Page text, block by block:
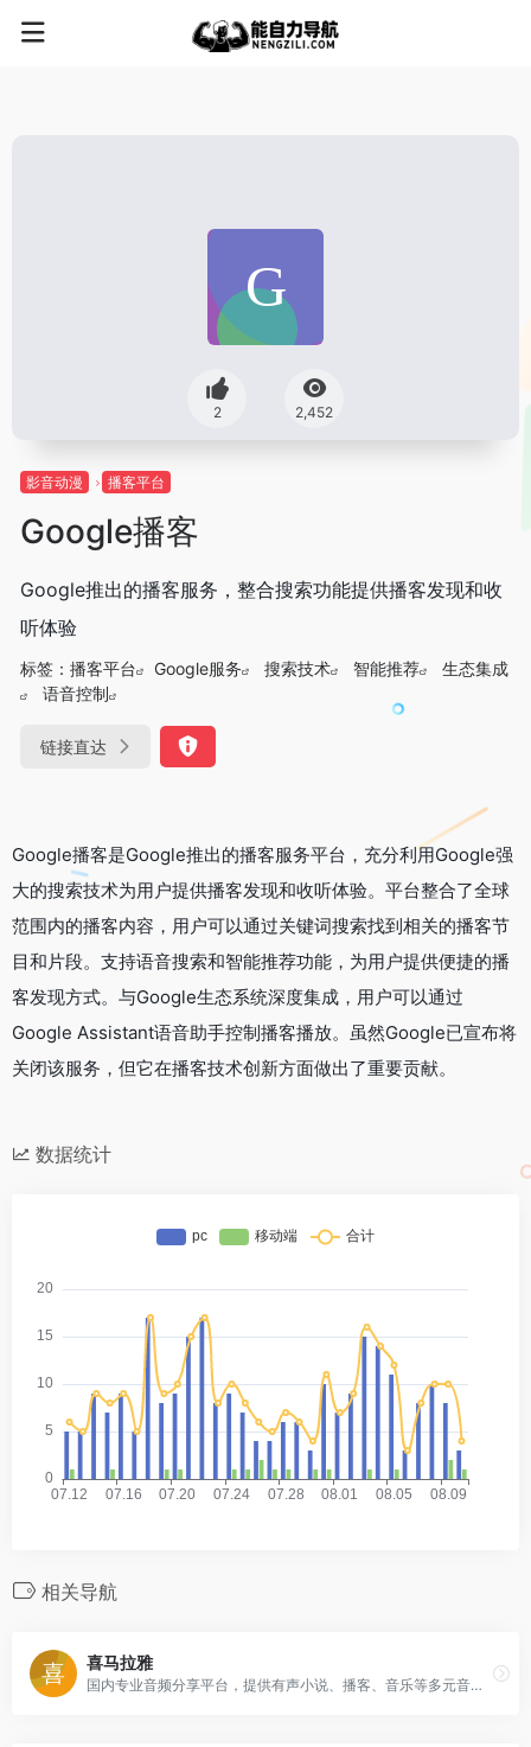
2 2,452
影音动漫 播客平台
Google播客
Google推出的播客服务，整合搜索功能提供播客发现和收
听体验
标签： 播客平台 Google服务 搜索技术 智能推荐
生态集成
语音控制
链接直达
Google播客是Google推出的播客服务平台，充分利用Google强
大的搜索技术为用户提供播客发现和收听体验。平台整合了全球
范围内的播客内容，用户可以通过关键词搜索找到相关的播客节
目和片段。支持语音搜索和智能推荐功能，为用户提供便捷的播
客发现方式。与Google生态系统深度集成，用户可以通过
Google Assistant语音助手控制播客播放。虽然Google已宣布将
关闭该服务，但它在播客技术创新方面做出了重要贡献。
数据统计
相关导航
喜马拉雅
国内专业音频分享平台，提供有声小说、播客、音乐等多元音频内容